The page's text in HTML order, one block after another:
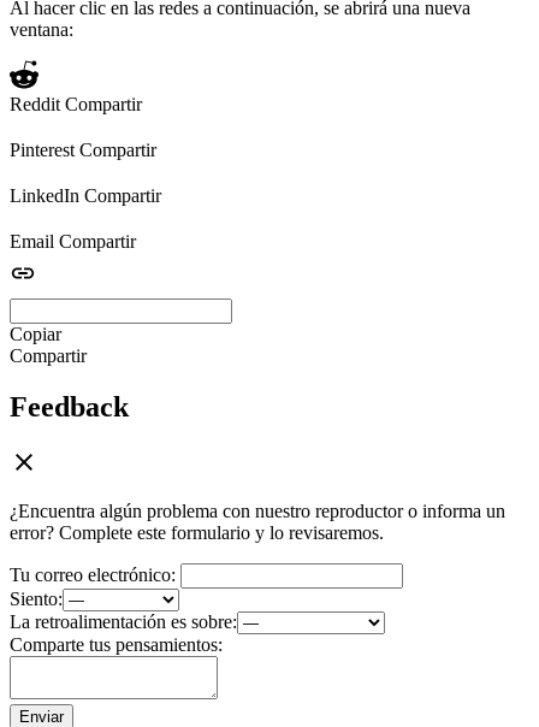
Al hacer clic en las redes a continuación, se abrirá una nueva
ventana:
Reddit Compartir
Pinterest Compartir
LinkedIn Compartir
Email Compartir
Copiar
Compartir
Feedback
¿Encuentra algún problema con nuestro reproductor o informa un
error? Complete este formulario y lo revisaremos.
Tu correo electrónico:
Siento:
La retroalimentación es sobre:
Comparte tus pensamientos:
Enviar